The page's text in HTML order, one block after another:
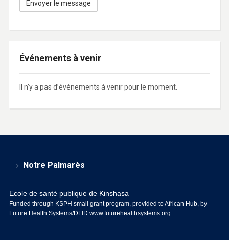
Événements à venir
Il n’y a pas d’événements à venir pour le moment.
Notre Palmarès
Ecole de santé publique de Kinshasa
Funded through KSPH small grant program, provided to African Hub, by
Future Health Systems/DFID www.futurehealthsystems.org